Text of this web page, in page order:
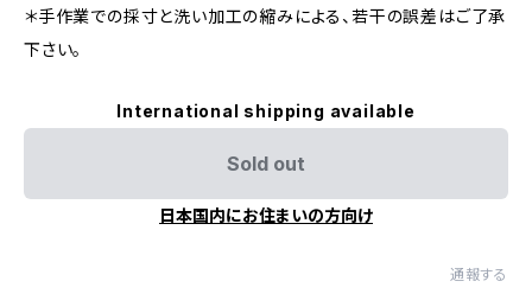
＊手作業での採寸と洗い加工の縮みによる、若干の誤差はご了承
下さい。
International shipping available
Sold out
日本国内にお住まいの方向け
通報する